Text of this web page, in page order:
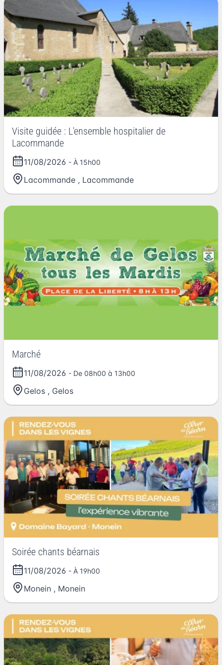
Visite guidée : L'ensemble hospitalier de
Lacommande
11/08/2026 - À 15h00
Lacommande , Lacommande
Marché
11/08/2026 - De 08h00 à 13h00
Gelos , Gelos
Soirée chants béarnais
11/08/2026 - À 19h00
Monein , Monein